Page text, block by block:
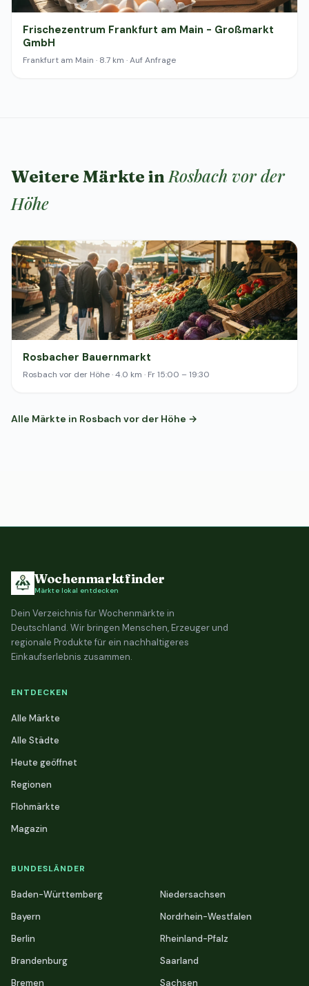
Frischezentrum Frankfurt am Main - Großmarkt
GmbH
Frankfurt am Main · 8.7 km · Auf Anfrage
Weitere Märkte inRosbach vor der
Höhe
Rosbacher Bauernmarkt
Rosbach vor der Höhe · 4.0 km · Fr 15:00 – 19:30
Alle Märkte in Rosbach vor der Höhe →
Wochenmarktfinder
Märkte lokal entdecken
Dein Verzeichnis für Wochenmärkte in
Deutschland. Wir bringen Menschen, Erzeuger und
regionale Produkte für ein nachhaltigeres
Einkaufserlebnis zusammen.
ENTDECKEN
Alle Märkte
Alle Städte
Heute geöffnet
Regionen
Flohmärkte
Magazin
BUNDESLÄNDER
Baden-Württemberg
Bayern
Berlin
Brandenburg
Bremen
Niedersachsen
Nordrhein-Westfalen
Rheinland-Pfalz
Saarland
Sachsen